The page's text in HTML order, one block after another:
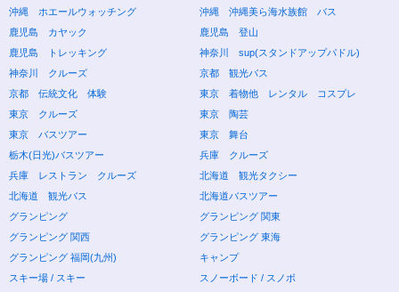
沖縄 ホエールウォッチング
沖縄 沖縄美ら海水族館 バス
鹿児島 カヤック
鹿児島 登山
鹿児島 トレッキング
神奈川 sup(スタンドアップパドル)
神奈川 クルーズ
京都 観光バス
京都 伝統文化 体験
東京 着物他 レンタル コスプレ
東京 クルーズ
東京 陶芸
東京 バスツアー
東京 舞台
栃木(日光)バスツアー
兵庫 クルーズ
兵庫 レストラン クルーズ
北海道 観光タクシー
北海道 観光バス
北海道バスツアー
グランピング
グランピング 関東
グランピング 関西
グランピング 東海
グランピング 福岡(九州)
キャンプ
スキー場 / スキー
スノーボード / スノボ